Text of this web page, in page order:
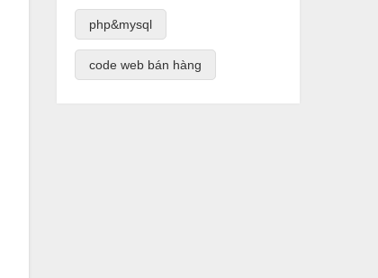
php&mysql
code web bán hàng